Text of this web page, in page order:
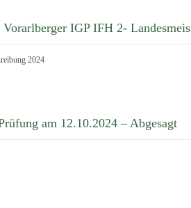
IGP IFH 2-
2024
am 12.10.2024 – Abgesagt